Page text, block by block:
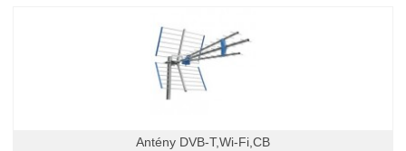
Antény DVB-T,Wi-Fi,CB